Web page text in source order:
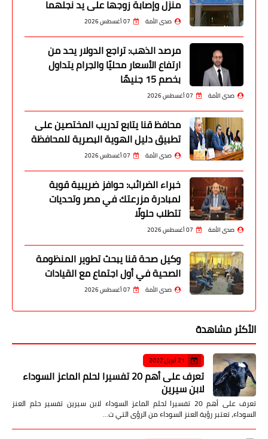
منزل وإصابة زوجها على يد نجلهما
صدى الأمة 07 أغسطس 2026
مرصد الذهب: تراجع الدولار يحد من
ارتفاع الأسعار محليًا والجرام يتداول
بخصم 15 جنيهًا
صدى الأمة 07 أغسطس 2026
محافظ قنا يتابع تدريب المختصين على
تطبيق دليل الهوية البصرية للمحافظة
صدى الأمة 07 أغسطس 2026
خبراء الضرائب: حوافز ضريبية قوية
لمبادرة مزرعتك في مصر وتحديات
تتطلب حلولًا
صدى الأمة 07 أغسطس 2026
وكيل صحة قنا يبحث تطوير المنظومة
الصحية في أول اجتماع مع القيادات
صدى الأمة 07 أغسطس 2026
الأكثر مشاهدة
21 أبريل 2022
تعرف على أهم 20 تفسيرا لحلم الماعز السوداء
لابن سيرين
تعرف على أهم 20 تفسيرا لحلم الماعز السوداء لابن سيرين تفسير حلم العنز
السوداء، تعتبر رؤية العنز السوداء من الرؤى التي ت…